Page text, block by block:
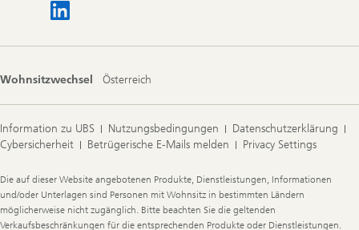
Wohnsitzwechsel Österreich
Information zu UBS Nutzungsbedingungen
Datenschutzerklärung
Cybersicherheit
Betrügerische E-Mails melden Privacy Settings
Legal
Information
Die auf dieser Website angebotenen Produkte, Dienstleistungen, Informationen
und/oder Unterlagen sind Personen mit Wohnsitz in bestimmten Ländern
möglicherweise nicht zugänglich. Bitte beachten Sie die geltenden
Verkaufsbeschränkungen für die entsprechenden Produkte oder Dienstleistungen.